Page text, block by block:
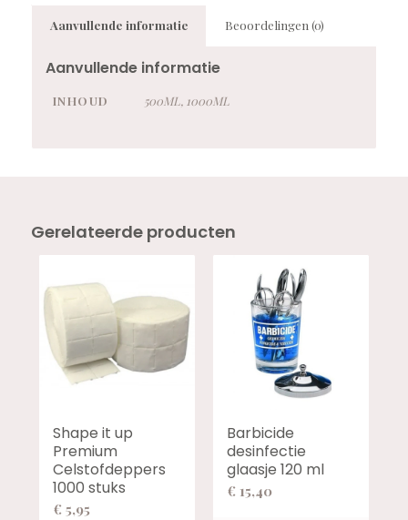
Aanvullende informatie Beoordelingen (0)
Aanvullende informatie
INHOUD 500ML, 1000ML
Gerelateerde producten
Shape it up
Premium
Celstofdeppers
1000 stuks
€ 5,95
Barbicide
desinfectie
glaasje 120 ml
€ 15,40